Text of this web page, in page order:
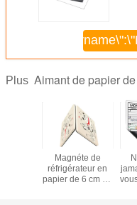
Plus Aimant de papier
Magnéte de
réfrigérateur en
papier de 6 cm en